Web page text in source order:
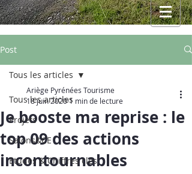
Post
Tous les articles
Projets
Salons&CE
Etudes & Chiffres clés
Tous les articles
Je booste ma reprise : le
top 09 des actions
incontournables
Ariège Pyrénées Tourisme
18 juin 20201 min de lecture